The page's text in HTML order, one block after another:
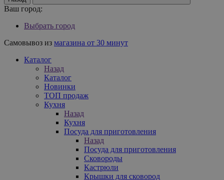
Ваш город:
Выбрать город
Самовывоз из магазина от 30 минут
Каталог
Назад
Каталог
Новинки
ТОП продаж
Кухня
Назад
Кухня
Посуда для приготовления
Назад
Посуда для приготовления
Сковороды
Кастрюли
Крышки для сковород